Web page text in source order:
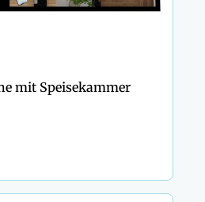
mit Speisekammer